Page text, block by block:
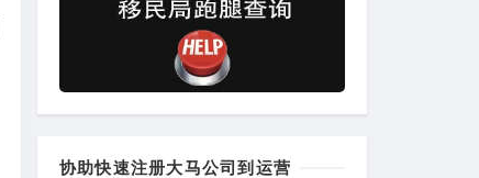
协助快速注册大马公司到运营